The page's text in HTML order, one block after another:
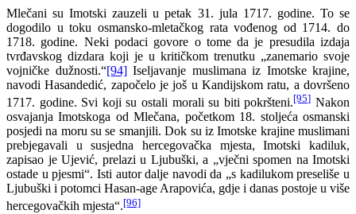
Mlečani su Imotski zauzeli u petak 31. jula 1717. godine. To se
dogodilo u toku osmansko-mletačkog rata vođenog od 1714. do
1718. godine. Neki podaci govore o tome da je presudila izdaja
tvrđavskog dizdara koji je u kritičkom trenutku „zanemario svoje
vojničke dužnosti.“[94]Iseljavanje muslimana iz Imotske krajine,
navodi Hasandedić, započelo je još u Kandijskom ratu, a dovršeno
1717. godine. Svi koji su ostali morali su biti pokršteni.[95] Nakon
osvajanja Imotskoga od Mlečana, početkom 18. stoljeća osmanski
posjedi na moru su se smanjili. Dok su iz Imotske krajine muslimani
prebjegavali u susjedna hercegovačka mjesta, Imotski kadiluk,
zapisao je Ujević, prelazi u Ljubuški, a „vječni spomen na Imotski
ostade u pjesmi“. Isti autor dalje navodi da „s kadilukom preseliše u
Ljubuški i potomci Hasan-age Arapovića, gdje i danas postoje u više
hercegovačkih mjesta“.[96]